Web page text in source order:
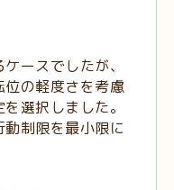
ースでしたが、
の軽度さを考慮
選択しました。
制限を最小限に